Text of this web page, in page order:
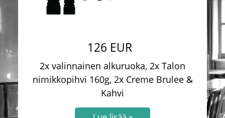
126 EUR
2x valinnainen alkuruoka, 2x Talon
nimikkopihvi 160g, 2x Creme Brulee &
Kahvi